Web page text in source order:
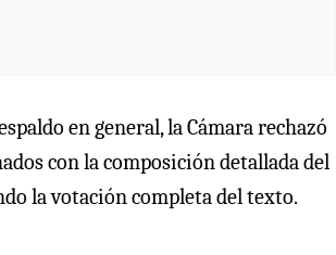
en general, la Cámara rechazó
con la composición detallada del
la votación completa del texto.